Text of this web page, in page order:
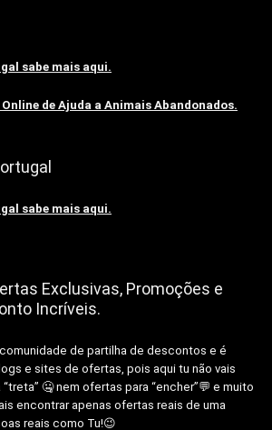
sabe mais aqui.
de Ajuda a Animais Abandonados.
sabe mais aqui.
Exclusivas, Promoções e
Incríveis.
de partilha de descontos e é
e sites de ofertas, pois aqui tu não vais
🤐 nem ofertas para “encher”💬 e muito
encontrar apenas ofertas reais de uma
reais como Tu!😉